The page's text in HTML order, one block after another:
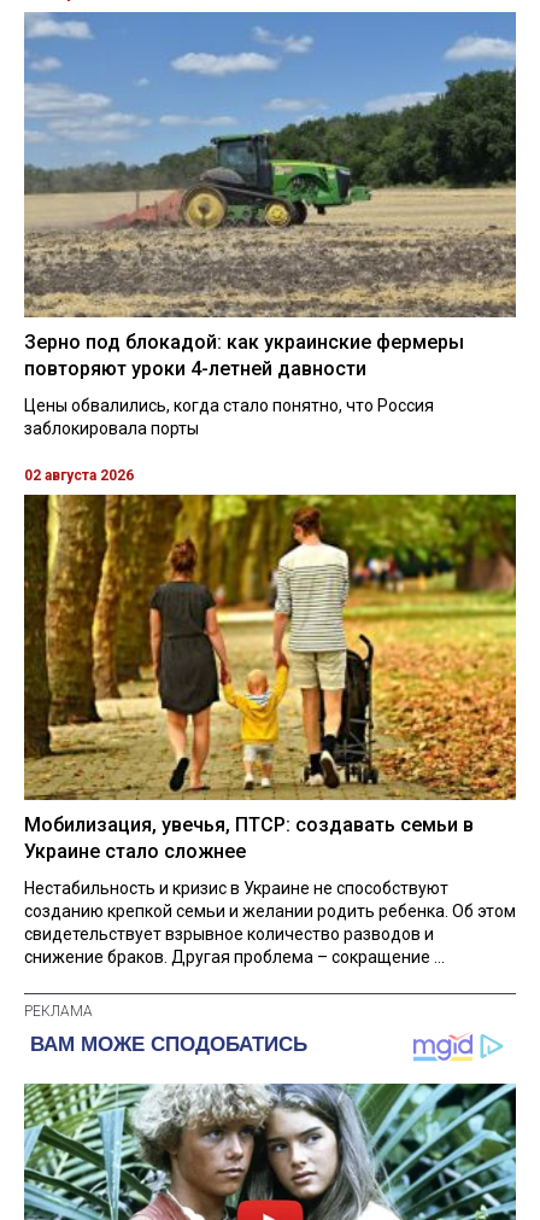
Зерно под блокадой: как украинские фермеры
повторяют уроки 4-летней давности
Цены обвалились, когда стало понятно, что Россия
заблокировала порты
02 августа 2026
Мобилизация, увечья, ПТСР: создавать семьи в
Украине стало сложнее
Нестабильность и кризис в Украине не способствуют
созданию крепкой семьи и желании родить ребенка. Об этом
свидетельствует взрывное количество разводов и
снижение браков. Другая проблема – сокращение ...